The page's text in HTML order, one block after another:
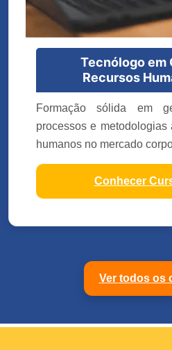
Tecnólogo em
Recursos
Formação sólida em
processos e
humanos no mercado
Conhecer
Ver todos os